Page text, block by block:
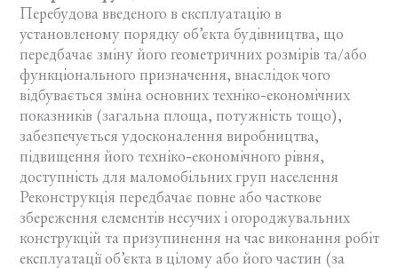
Перебудова введеного в експлуатацію в
установленому порядку об’єкта будівництва, що
передбачає зміну його геометричних розмірів та/або
функціонального призначення, внаслідок чого
відбувається зміна основних техніко-економічних
показників (загальна площа, потужність тощо),
забезпечується удосконалення виробництва,
підвищення його техніко-економічного рівня,
доступність для маломобільних груп населення
Реконструкція передбачає повне або часткове
збереження елементів несучих і огороджувальних
конструкцій та призупинення на час виконання робіт
експлуатації об’єкта в цілому або його частин (за